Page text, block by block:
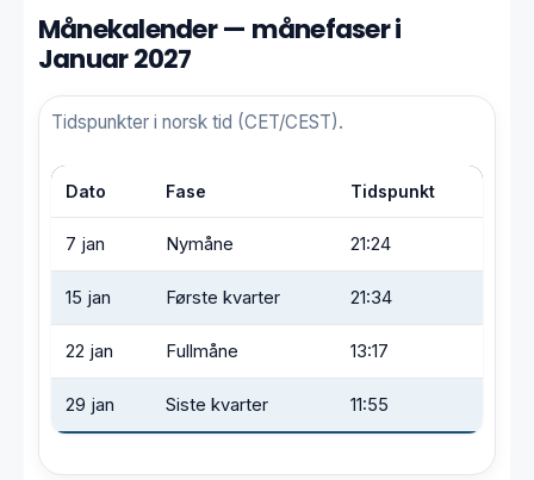
Månekalender — månefaser i
Januar 2027
Tidspunkter i norsk tid (CET/CEST).
Dato Fase Tidspunkt
7 jan Nymåne 21:24
15 jan Første kvarter 21:34
22 jan Fullmåne 13:17
29 jan Siste kvarter 11:55